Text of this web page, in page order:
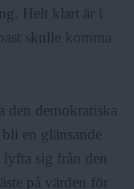
Helt klart är i
skulle komma
den demokratiska
en glänsande
lyfta sig från den
på värden för